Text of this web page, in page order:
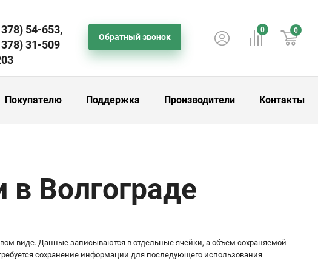
54-653,
31-509
Обратный звонок
0 0
Покупателю Поддержка Производители Контакты
Волгограде
виде. Данные записываются в отдельные ячейки, а объем сохраняемой
сохранение информации для последующего использования